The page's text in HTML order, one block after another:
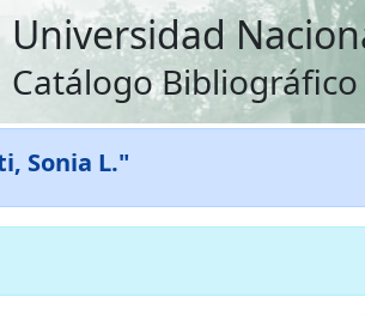
Universidad
Catálogo Bibliográfico
Sonia L."